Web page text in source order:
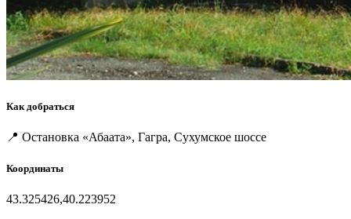
Как добраться
📍 Остановка «Абаата», Гагра, Сухумское шоссе
Координаты
43.325426,40.223952